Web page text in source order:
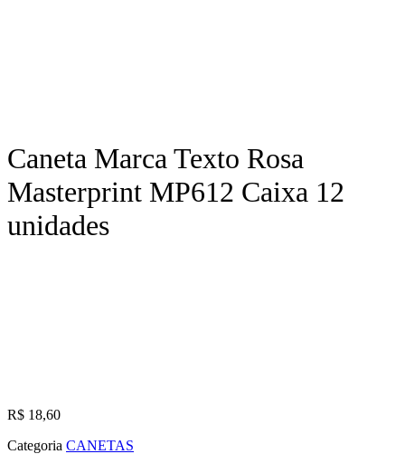
Caneta Marca Texto Rosa
Masterprint MP612 Caixa 12
unidades
R$ 18,60
Categoria CANETAS